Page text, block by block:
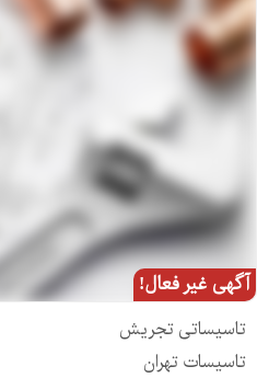
آگهی غیر فعال!
تاسیساتی تجریش
تاسیسات تهران